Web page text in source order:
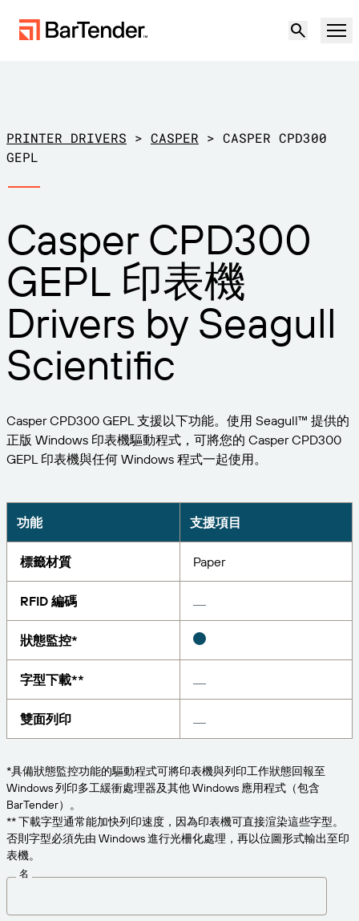
標籤、標記和編碼
標籤功能
建立
管理
物品和庫存追蹤
BarTender Track & Trace
盤點
報告
產品
定價
歡迎免費試用
解決方案
製造業
倉儲
零售
運輸與物流
按產業搜尋
航太
食品及飲料
醫材
製藥
透過解決方案
供應商標籤管理
解決方案概觀
下載印表機驅動程式
支援方案
學習
成功案例
部落格
資源庫
網路研討會
生命週期時間表
關於我們
職涯
新聞中心
合作夥伴
成為合作夥伴
擴大企業規模。為客戶提供更多服務。與 BarTender
成為合作夥伴。
合作夥伴目錄
透過合作夥伴目錄尋找 BarTender 合作夥伴並要求報
已經是 BarTender 的合作夥伴了嗎？了解如何登入合
作夥伴入口網站。
支援
支援中心
操作方法文章。
聯絡支援人員
提交支援請求，取得目前提供支援的 BarTender 產品
技術協助。
支援方案
為業務需求適時取得支援。
歡迎免費試用 聯絡銷售人員
客戶入口網站
BarTender Cloud
Seagull Software
PRINTER DRIVERS > CASPER > CASPER CPD300
GEPL
Casper CPD300
GEPL 印表機
Drivers by Seagull
Scientific
Casper CPD300 GEPL 支援以下功能。使用 Seagull™ 提供的
正版 Windows 印表機驅動程式，可將您的 Casper CPD300
GEPL 印表機與任何 Windows 程式一起使用。
功能 支援項目
標籤材質 Paper
RFID 編碼
狀態監控*
字型下載**
雙面列印
*具備狀態監控功能的驅動程式可將印表機與列印工作狀態回報至
Windows 列印多工緩衝處理器及其他 Windows 應用程式（包含
BarTender）。
** 下載字型通常能加快列印速度，因為印表機可直接渲染這些字型。
否則字型必須先由 Windows 進行光柵化處理，再以位圖形式輸出至印
表機。
名